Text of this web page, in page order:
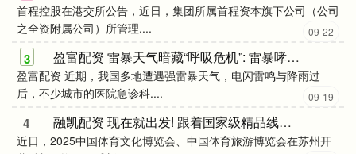
首程控股在港交所公告，近日，集团所属首程资本旗下公司（公司
之全资附属公司）所管理....
09-22
3 盈富配资 雷暴天气暗藏“呼吸危机”: 雷暴哮喘高发, 预防急救指南请收好
盈富配资 近期，我国多地遭遇强雷暴天气，电闪雷鸣与降雨过
后，不少城市的医院急诊科....
09-19
4 融凯配资 现在就出发! 跟着国家级精品线路打卡吧→
近日，2025中国体育文化博览会、中国体育旅游博览会在苏州开